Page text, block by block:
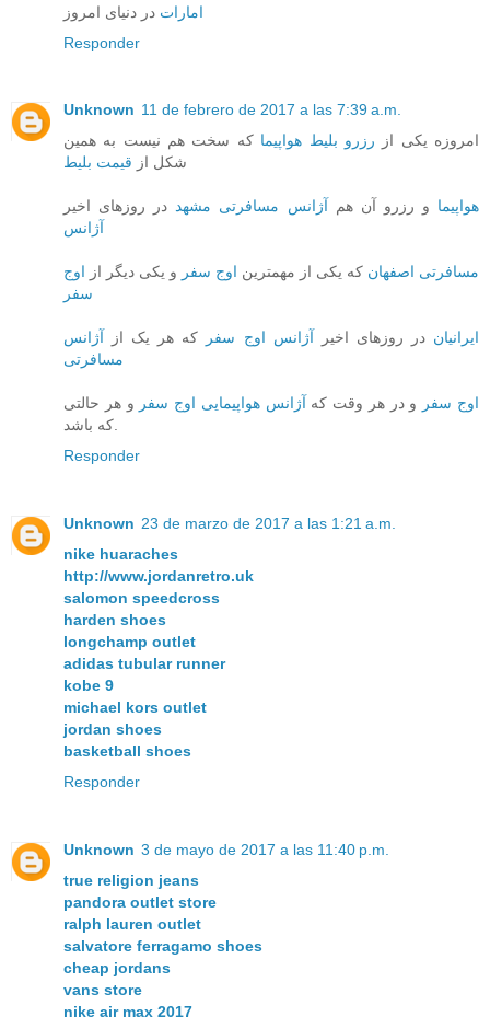
امارات در دنیای امروز
Responder
Unknown 11 de febrero de 2017 a las 7:39 a.m.
امروزه یکی از رزرو بلیط هواپیما که سخت هم نیست به همین
شکل از قیمت بلیط
هواپیما و رزرو آن هم آژانس مسافرتی مشهددر روزهای اخیر
آژانس
مسافرتی اصفهان که یکی از مهمترین اوج سفر و یکی دیگر از اوج
سفر
ایرانیان در روزهای اخیر آژانس اوج سفر که هر یک از آژانس
مسافرتی
اوج سفر و در هر وقت که آژانس هواپیمایی اوج سفر و هر حالتی
که باشد.
Responder
Unknown 23 de marzo de 2017 a las 1:21 a.m.
nike huaraches
http://www.jordanretro.uk
salomon speedcross
harden shoes
longchamp outlet
adidas tubular runner
kobe 9
michael kors outlet
jordan shoes
basketball shoes
Responder
Unknown 3 de mayo de 2017 a las 11:40 p.m.
true religion jeans
pandora outlet store
ralph lauren outlet
salvatore ferragamo shoes
cheap jordans
vans store
nike air max 2017